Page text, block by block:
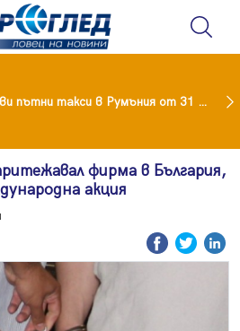
Нови пътни такси в Румъния от 31 август: Колко ще плащат камионите и колите
фирма в България,
акция